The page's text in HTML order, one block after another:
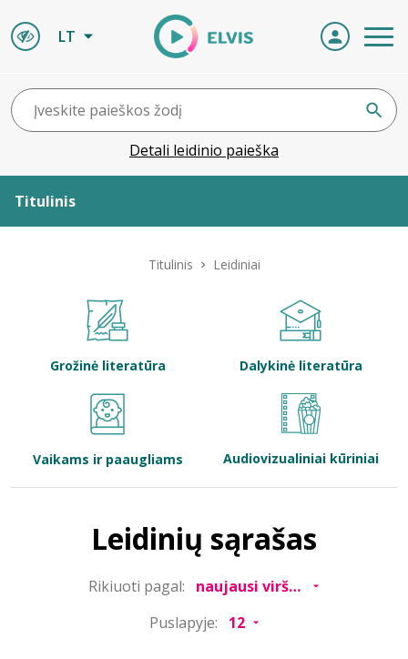
LT
Detali leidinio paieška
Titulinis
Bibliotekoms
Titulinis Leidiniai
Grožinė literatūra Dalykinė literatūra
Vaikams ir paaugliams Audiovizualiniai kūriniai
Leidinių sąrašas
Rikiuoti pagal:
Puslapyje: